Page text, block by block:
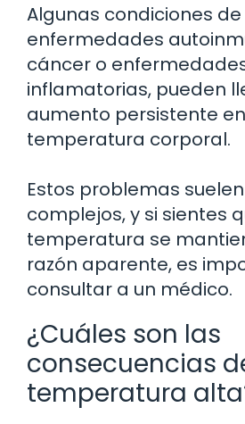
Algunas condiciones
enfermedades
cáncer o
inflamatorias, pueden
aumento persistente
temperatura corporal.
Estos problemas
complejos, y si sientes
temperatura se
razón aparente, es
consultar a un médico.
¿Cuáles son las
consecuencias
temperatura